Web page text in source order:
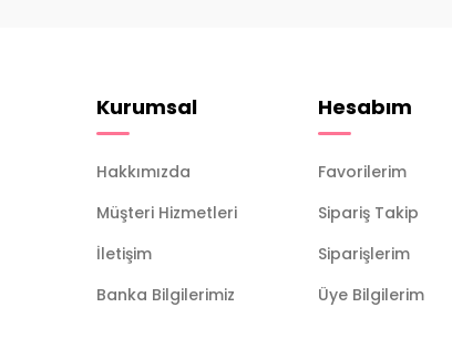
Kurumsal
Hakkımızda
Müşteri Hizmetleri
İletişim
Banka Bilgilerimiz
Hesabım
Favorilerim
Sipariş Takip
Siparişlerim
Üye Bilgilerim